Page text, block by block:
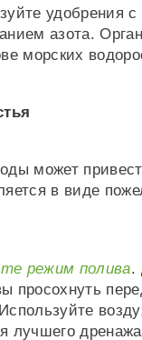
удобрения
азота.
морских
может
в виде
режим полива.
просохнуть
лучшего